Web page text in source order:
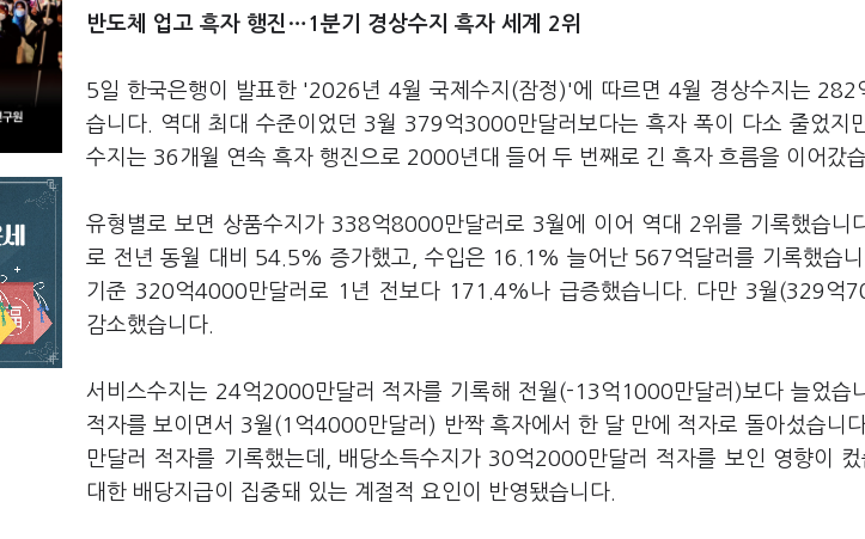
반도체 업고 흑자 행진…1분기 경상수지 흑자 세계 2위
5일 한국은행이 발표한 '2026년 4월 국제수지(잠정)'에 따르면 4월 경상수지는 282
습니다. 역대 최대 수준이었던 3월 379억3000만달러보다는 흑자 폭이 다소 줄었지
수지는 36개월 연속 흑자 행진으로 2000년대 들어 두 번째로 긴 흑자 흐름을 이어갔
유형별로 보면 상품수지가 338억8000만달러로 3월에 이어 역대 2위를 기록했습니
로 전년 동월 대비 54.5% 증가했고, 수입은 16.1% 늘어난 567억달러를 기록했습
기준 320억4000만달러로 1년 전보다 171.4%나 급증했습니다. 다만 3월(329억
감소했습니다.
서비스수지는 24억2000만달러 적자를 기록해 전월(-13억1000만달러)보다 늘었습
적자를 보이면서 3월(1억4000만달러) 반짝 흑자에서 한 달 만에 적자로 돌아섰습니
만달러 적자를 기록했는데, 배당소득수지가 30억2000만달러 적자를 보인 영향이
대한 배당지급이 집중돼 있는 계절적 요인이 반영됐습니다.